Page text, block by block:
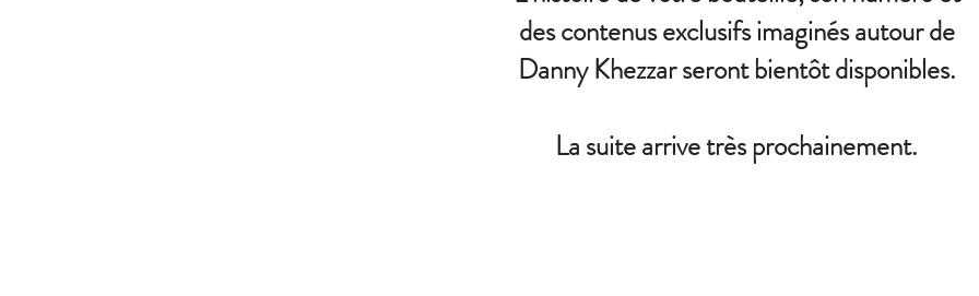
des contenus exclusifs imaginés autour de
Danny Khezzar seront bientôt disponibles.
La suite arrive très prochainement.